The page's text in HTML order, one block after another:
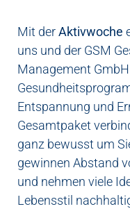
Mit derAktivwoche
uns und der GSM
Management
Entspannung und
Gesamtpaket
ganz bewusst um
gewinnen Abstand
und nehmen viele
Lebensstil